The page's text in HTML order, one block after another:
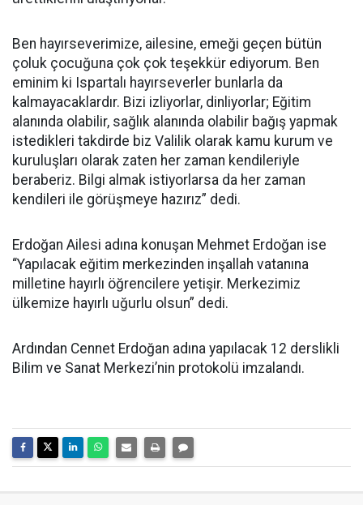
Ben hayırseverimize, ailesine, emeği geçen bütün
çoluk çocuğuna çok çok teşekkür ediyorum. Ben
eminim ki Ispartalı hayırseverler bunlarla da
kalmayacaklardır. Bizi izliyorlar, dinliyorlar; Eğitim
alanında olabilir, sağlık alanında olabilir bağış yapmak
istedikleri takdirde biz Valilik olarak kamu kurum ve
kuruluşları olarak zaten her zaman kendileriyle
beraberiz. Bilgi almak istiyorlarsa da her zaman
kendileri ile görüşmeye hazırız” dedi.
Erdoğan Ailesi adına konuşan Mehmet Erdoğan ise
“Yapılacak eğitim merkezinden inşallah vatanına
milletine hayırlı öğrencilere yetişir. Merkezimiz
ülkemize hayırlı uğurlu olsun” dedi.
Ardından Cennet Erdoğan adına yapılacak 12 derslikli
Bilim ve Sanat Merkezi’nin protokolü imzalandı.